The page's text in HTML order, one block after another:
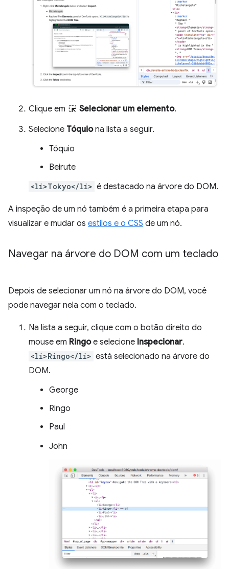
Clique em Selecionar um elemento.
Selecione Tóquiona lista a seguir.
Tóquio
Beirute
<li>Tokyo</li> é destacado na árvore do DOM.
A inspeção de um nó também é a primeira etapa para
visualizar e mudar os estilos e o CSS de um nó.
Navegar na árvore do DOM com um teclado
Depois de selecionar um nó na árvore do DOM, você
pode navegar nela com o teclado.
Na lista a seguir, clique com o botão direito do
mouse em Ringoe selecione Inspecionar.
<li>Ringo</li> está selecionado na árvore do
DOM.
George
Ringo
Paul
John